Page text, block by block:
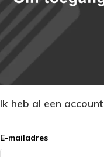
Ik heb al een account
E-mailadres